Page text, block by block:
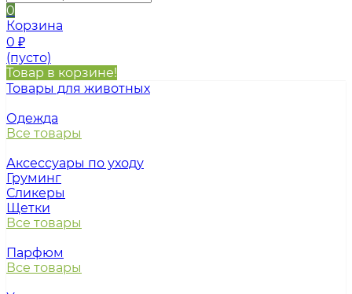
0
Корзина
0 ₽
(пусто)
Товар в корзине!
Товары для животных
Одежда
Все товары
Аксессуары по уходу
Груминг
Сликеры
Щетки
Все товары
Парфюм
Все товары